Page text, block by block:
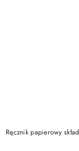
Ręcznik papierowy